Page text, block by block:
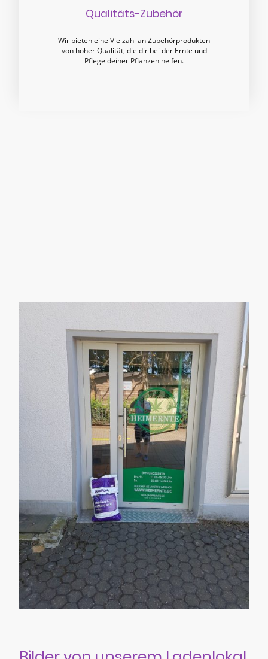
Qualitäts-Zubehör
Wir bieten eine Vielzahl an Zubehörprodukten
von hoher Qualität, die dir bei der Ernte und
Pflege deiner Pflanzen helfen.